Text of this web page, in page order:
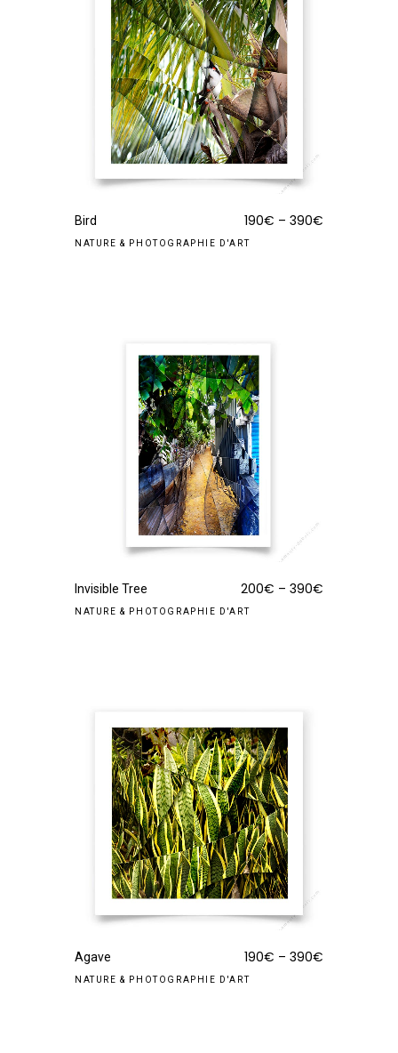
Bird 190€ – 390€
NATURE & PHOTOGRAPHIE D'ART
Invisible Tree 200€ – 390€
NATURE & PHOTOGRAPHIE D'ART
Agave 190€ – 390€
NATURE & PHOTOGRAPHIE D'ART